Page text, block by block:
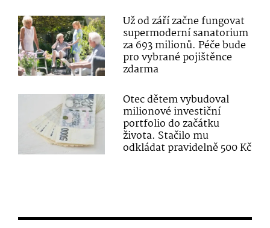
Už od září začne fungovat
supermoderní sanatorium
za 693 milionů. Péče bude
pro vybrané pojištěnce
zdarma
Otec dětem vybudoval
milionové investiční
portfolio do začátku
života. Stačilo mu
odkládat pravidelně 500 Kč